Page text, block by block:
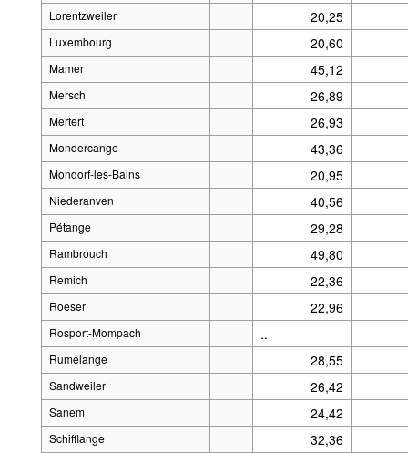
Lorentzweiler 20,25
Luxembourg 20,60
Mamer 45,12
Mersch 26,89
Mertert 26,93
Mondercange 43,36
Mondorf-les-Bains 20,95
Niederanven 40,56
Pétange 29,28
Rambrouch 49,80
Remich 22,36
Roeser 22,96
Rosport-Mompach ..
Rumelange 28,55
Sandweiler 26,42
Sanem 24,42
Schifflange 32,36